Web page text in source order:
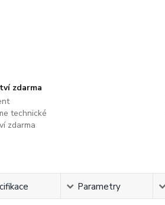
zdarma
technické
zdarma
Parametry